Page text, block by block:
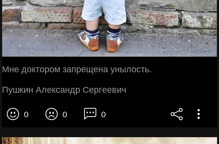
Мне доктором запрещена унылость.
Пушкин Александр Сергеевич
0 0 0